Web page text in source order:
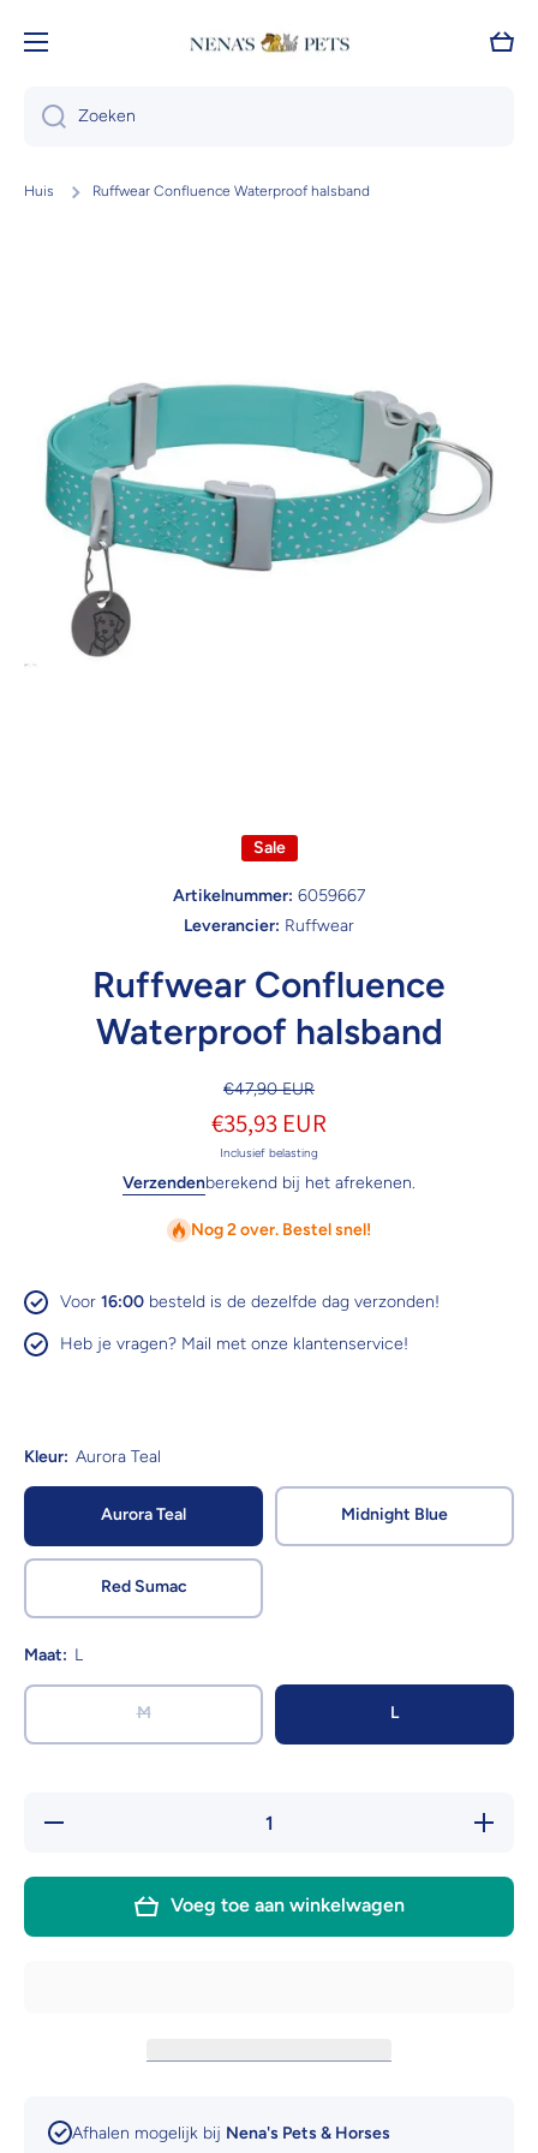
Doorgaan naar artikel
Zoeken
Huis Ruffwear Confluence Waterproof halsband
Sale
Artikelnummer: 6059667
Leverancier: Ruffwear
Ruffwear Confluence
Waterproof halsband
€47,90 EUR
€35,93 EUR
Inclusief belasting
Verzendenberekend bij het afrekenen.
Nog 2 over. Bestel snel!
Voor 16:00 besteld is de dezelfde dag verzonden!
Heb je vragen? Mail met onze klantenservice!
Kleur: Aurora Teal
Aurora Teal Midnight Blue
Red Sumac
Maat: L
M L
Hoeveelheid
Verhoog
Voeg toe aan winkelwagen
Afhalen mogelijk bij Nena's Pets & Horses